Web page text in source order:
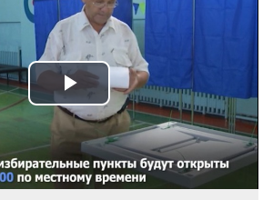
Play
Video